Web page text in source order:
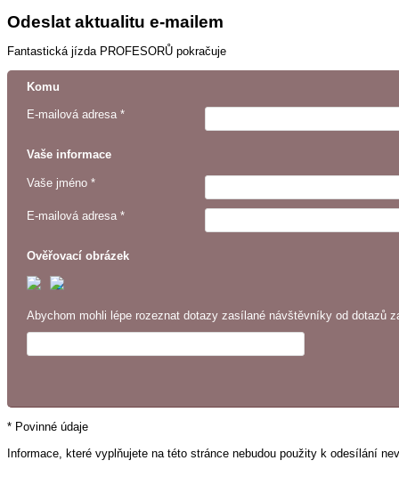
Odeslat aktualitu e-mailem
Fantastická jízda PROFESORŮ pokračuje
Komu
E-mailová adresa *
Vaše informace
Vaše jméno *
E-mailová adresa *
Ověřovací obrázek
Abychom mohli lépe rozeznat dotazy zasílané návštěvníky od dotazů
* Povinné údaje
Informace, které vyplňujete na této stránce nebudou použity k odesílání